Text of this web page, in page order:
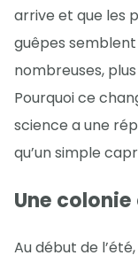
arrive et que les
guêpes
nombreuses,
Pourquoi ce
science a une
qu’un simple
Une
Au début de